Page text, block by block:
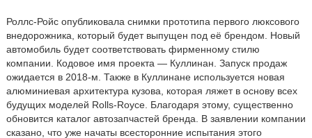
Роллс-Ройс опубликовала снимки прототипа первого люксового
внедорожника, который будет выпущен под её брендом. Новый
автомобиль будет соответствовать фирменному стилю
компании. Кодовое имя проекта — Куллинан. Запуск продаж
ожидается в 2018-м. Также в Куллинане используется новая
алюминиевая архитектура кузова, которая ляжет в основу всех
будущих моделей Rolls-Royce. Благодаря этому, существенно
обновится каталог автозапчастей бренда. В заявлении компании
сказано, что уже начаты всесторонние испытания этого